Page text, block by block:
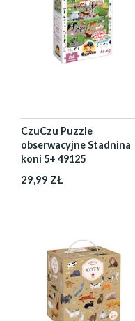
CzuCzu Puzzle
obserwacyjne Stadnina
koni 5+ 49125
29,99 ZŁ